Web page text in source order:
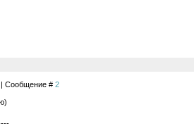
| Сообщение # 2